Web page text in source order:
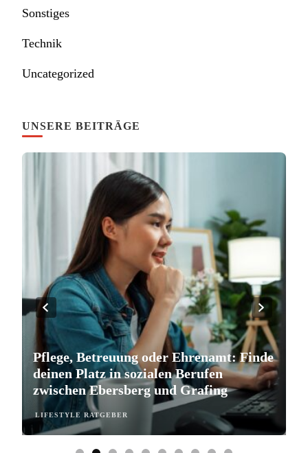
Sonstiges
Technik
Uncategorized
UNSERE BEITRÄGE
LIFESTYLE RATGEBER
Pflege, Betreuung oder Ehrenamt: Finde
deinen Platz in sozialen Berufen
zwischen Ebersberg und Grafing